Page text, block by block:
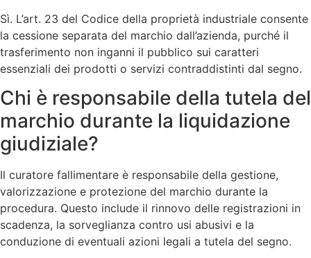
Sì. L’art. 23 del Codice della proprietà industriale consente
la cessione separata del marchio dall’azienda, purché il
trasferimento non inganni il pubblico sui caratteri
essenziali dei prodotti o servizi contraddistinti dal segno.
Chi è responsabile della tutela del
marchio durante la liquidazione
giudiziale?
Il curatore fallimentare è responsabile della gestione,
valorizzazione e protezione del marchio durante la
procedura. Questo include il rinnovo delle registrazioni in
scadenza, la sorveglianza contro usi abusivi e la
conduzione di eventuali azioni legali a tutela del segno.